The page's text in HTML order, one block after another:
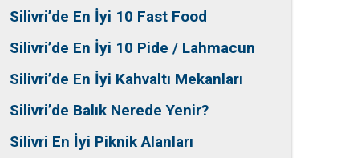
Silivri’de En İyi 10 Fast Food
Silivri’de En İyi 10 Pide / Lahmacun
Silivri’de En İyi Kahvaltı Mekanları
Silivri’de Balık Nerede Yenir?
Silivri En İyi Piknik Alanları